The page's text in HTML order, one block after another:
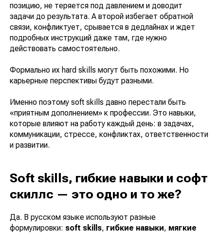
позицию, не теряется под давлением и доводит
задачи до результата. А второй избегает обратной
связи, конфликтует, срывается в дедлайнах и ждет
подробных инструкций даже там, где нужно
действовать самостоятельно.
Формально их hard skills могут быть похожими. Но
карьерные перспективы будут разными.
Именно поэтому soft skills давно перестали быть
«приятным дополнением» к профессии. Это навыки,
которые влияют на работу каждый день: в задачах,
коммуникации, стрессе, конфликтах, ответственности
и развитии.
Soft skills, гибкие навыки и софт
скиллс — это одно и то же?
Да. В русском языке используют разные
формулировки: soft skills, гибкие навыки, мягкие